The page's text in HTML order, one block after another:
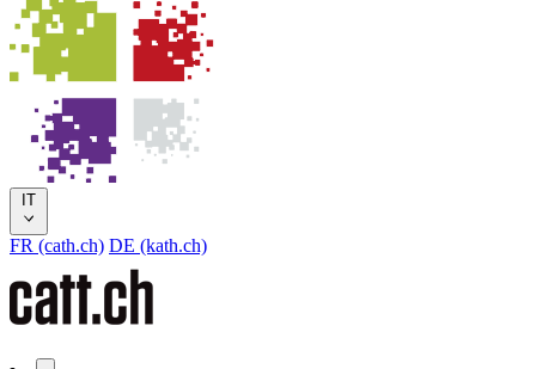
IT
FR (cath.ch) DE (kath.ch)